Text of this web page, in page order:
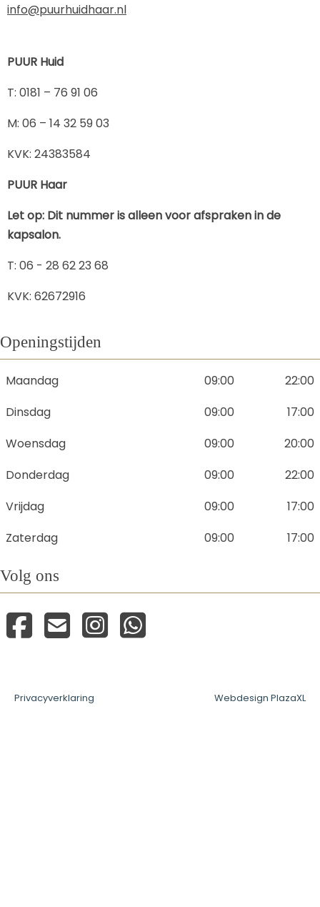
info@puurhuidhaar.nl
PUUR Huid
​T: 0181 – 76 91 06
​M: 06 – 14 32 59 03
KVK: 24383584
PUUR Haar
Let op: Dit nummer is alleen voor afspraken in de
kapsalon.
T: 06 - 28 62 23 68
KVK: 62672916
Openingstijden
Maandag 09:00
22:00
Dinsdag
09:00
17:00
Woensdag
09:00
20:00
Donderdag
09:00
22:00
Vrijdag
09:00
17:00
Zaterdag
09:00 17:00
Volg ons
Privacyverklaring Webdesign PlazaXL